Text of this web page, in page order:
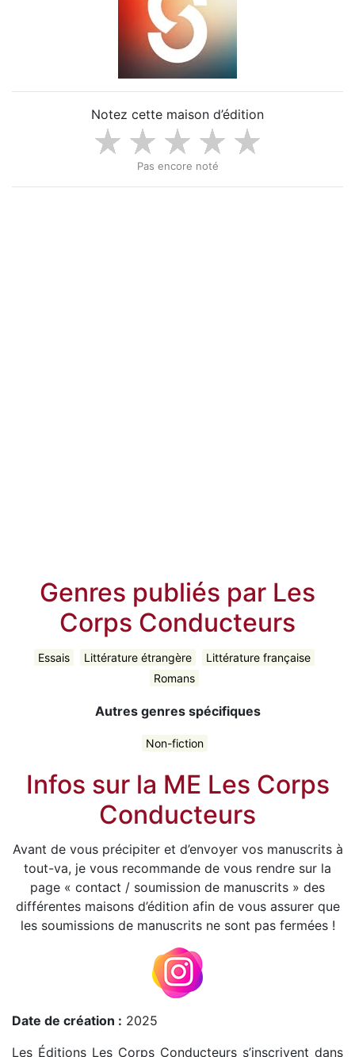
Notez cette maison d’édition
Pas encore noté
Genres publiés par Les
Corps Conducteurs
Essais Littérature étrangère
Littérature française
Romans
Autres genres spécifiques
Non-fiction
Infos sur la ME Les Corps
Conducteurs
Avant de vous précipiter et d’envoyer vos manuscrits à
tout-va, je vous recommande de vous rendre sur la
page « contact / soumission de manuscrits » des
différentes maisons d’édition afin de vous assurer que
les soumissions de manuscrits ne sont pas fermées !
Date de création : 2025
Les Éditions Les Corps Conducteurs s’inscrivent dans